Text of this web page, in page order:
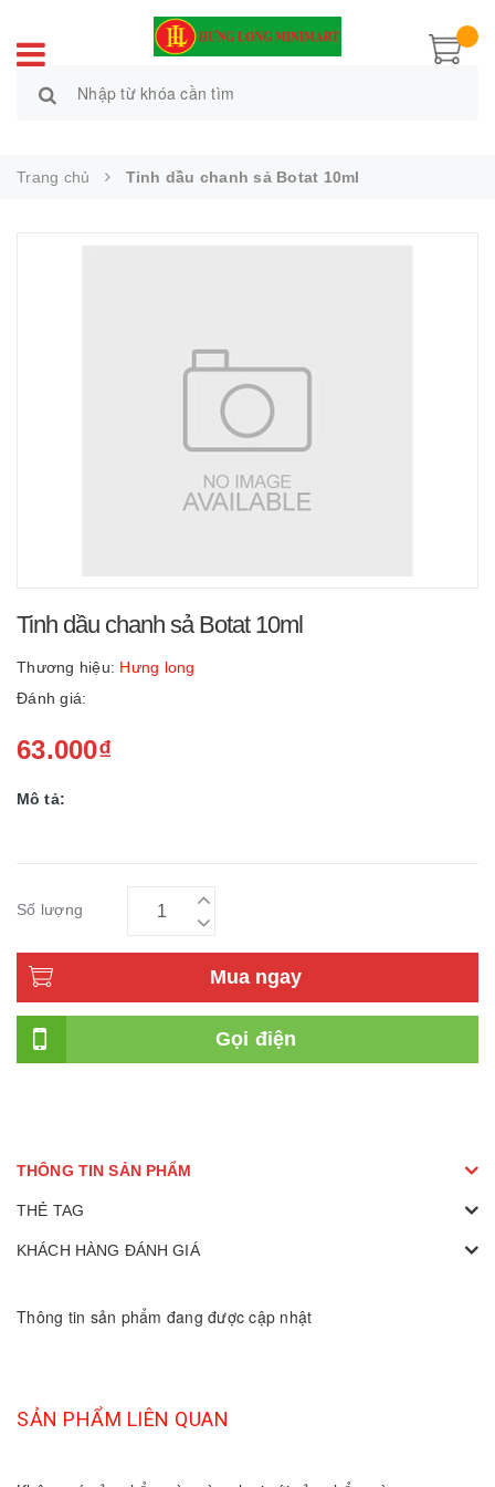
Trang chủ Tinh dầu chanh sả Botat 10ml
Tinh dầu chanh sả Botat 10ml
Thương hiệu: Hưng long
Đánh giá:
63.000₫
Mô tả:
Số lượng
Mua ngay
Gọi điện
THÔNG TIN SẢN PHẨM
THẺ TAG
KHÁCH HÀNG ĐÁNH GIÁ
Thông tin sản phẩm đang được cập nhật
SẢN PHẨM LIÊN QUAN